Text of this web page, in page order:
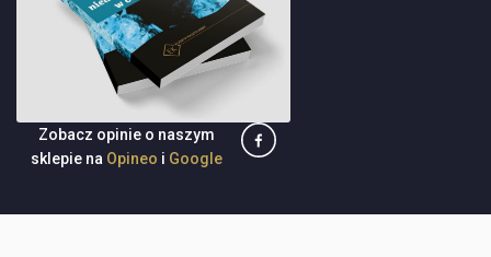
Zobacz opinie o naszym
sklepie na Opineo i Google